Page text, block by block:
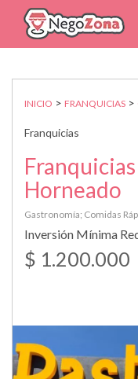
INICIO > FRANQUICIAS >
Franquicias
Horneado
Gastronomía; Comidas
Inversión Mínima
$ 1.200.000